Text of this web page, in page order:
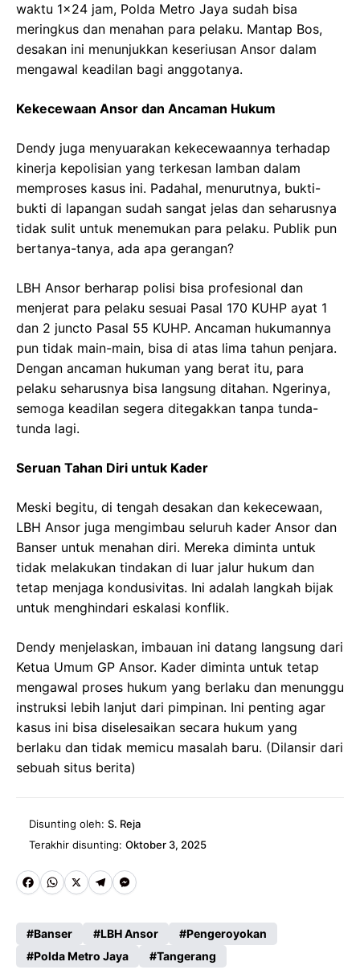
waktu 1×24 jam, Polda Metro Jaya sudah bisa
meringkus dan menahan para pelaku. Mantap Bos,
desakan ini menunjukkan keseriusan Ansor dalam
mengawal keadilan bagi anggotanya.
Kekecewaan Ansor dan Ancaman Hukum
Dendy juga menyuarakan kekecewaannya terhadap
kinerja kepolisian yang terkesan lamban dalam
memproses kasus ini. Padahal, menurutnya, bukti-
bukti di lapangan sudah sangat jelas dan seharusnya
tidak sulit untuk menemukan para pelaku. Publik pun
bertanya-tanya, ada apa gerangan?
LBH Ansor berharap polisi bisa profesional dan
menjerat para pelaku sesuai Pasal 170 KUHP ayat 1
dan 2 juncto Pasal 55 KUHP. Ancaman hukumannya
pun tidak main-main, bisa di atas lima tahun penjara.
Dengan ancaman hukuman yang berat itu, para
pelaku seharusnya bisa langsung ditahan. Ngerinya,
semoga keadilan segera ditegakkan tanpa tunda-
tunda lagi.
Seruan Tahan Diri untuk Kader
Meski begitu, di tengah desakan dan kekecewaan,
LBH Ansor juga mengimbau seluruh kader Ansor dan
Banser untuk menahan diri. Mereka diminta untuk
tidak melakukan tindakan di luar jalur hukum dan
tetap menjaga kondusivitas. Ini adalah langkah bijak
untuk menghindari eskalasi konflik.
Dendy menjelaskan, imbauan ini datang langsung dari
Ketua Umum GP Ansor. Kader diminta untuk tetap
mengawal proses hukum yang berlaku dan menunggu
instruksi lebih lanjut dari pimpinan. Ini penting agar
kasus ini bisa diselesaikan secara hukum yang
berlaku dan tidak memicu masalah baru. (Dilansir dari
sebuah situs berita)
Disunting oleh: S. Reja
Terakhir disunting: Oktober 3, 2025
Fa
b
o
W
ts
A
X
Te
gr
a
M
se
n
Banser LBH Ansor
Pengeroyokan
Polda Metro Jaya
Tangerang